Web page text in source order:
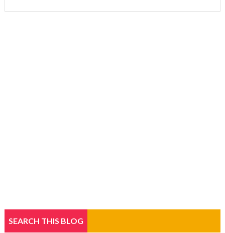
SEARCH THIS BLOG